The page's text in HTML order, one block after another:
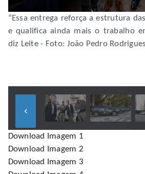
“Essa entrega reforça a estrutura
e qualifica ainda mais o trabalho
diz Leite - Foto: João Pedro
keyboard_arrow_left
Download Imagem 1
Download Imagem 2
Download Imagem 3